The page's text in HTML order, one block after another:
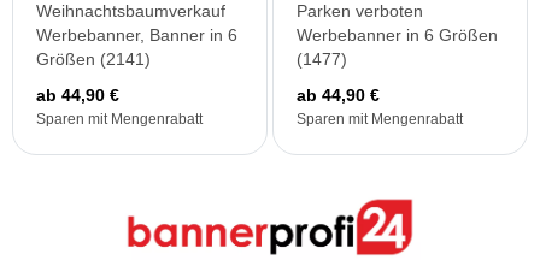
Weihnachtsbaumverkauf
Werbebanner, Banner in 6
Größen (2141)
ab 44,90 €
Sparen mit Mengenrabatt
Parken verboten
Werbebanner in 6 Größen
(1477)
ab 44,90 €
Sparen mit Mengenrabatt